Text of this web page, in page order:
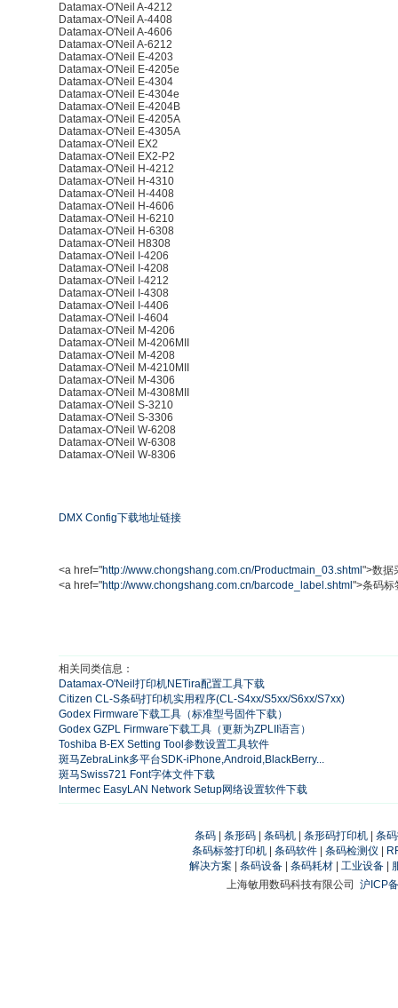
Datamax-O'Neil A-4212
Datamax-O'Neil A-4408
Datamax-O'Neil A-4606
Datamax-O'Neil A-6212
Datamax-O'Neil E-4203
Datamax-O'Neil E-4205e
Datamax-O'Neil E-4304
Datamax-O'Neil E-4304e
Datamax-O'Neil E-4204B
Datamax-O'Neil E-4205A
Datamax-O'Neil E-4305A
Datamax-O'Neil EX2
Datamax-O'Neil EX2-P2
Datamax-O'Neil H-4212
Datamax-O'Neil H-4310
Datamax-O'Neil H-4408
Datamax-O'Neil H-4606
Datamax-O'Neil H-6210
Datamax-O'Neil H-6308
Datamax-O'Neil H8308
Datamax-O'Neil I-4206
Datamax-O'Neil I-4208
Datamax-O'Neil I-4212
Datamax-O'Neil I-4308
Datamax-O'Neil I-4406
Datamax-O'Neil I-4604
Datamax-O'Neil M-4206
Datamax-O'Neil M-4206MII
Datamax-O'Neil M-4208
Datamax-O'Neil M-4210MII
Datamax-O'Neil M-4306
Datamax-O'Neil M-4308MII
Datamax-O'Neil S-3210
Datamax-O'Neil S-3306
Datamax-O'Neil W-6208
Datamax-O'Neil W-6308
Datamax-O'Neil W-8306
DMX Config下载地址链接
<a href="http://www.chongshang.com.cn/Productmain_03.shtml ">数据
<a href="http://www.chongshang.com.cn/barcode_label.shtml ">条码标
相关同类信息：
Datamax-O'Neil打印机NETira配置工具下载
Citizen CL-S条码打印机实用程序(CL-S4xx/S5xx/S6xx/S7xx)
Godex Firmware下载工具（标准型号固件下载）
Godex GZPL Firmware下载工具（更新为ZPLII语言）
Toshiba B-EX Setting Tool参数设置工具软件
斑马ZebraLink多平台SDK-iPhone,Android,BlackBerry...
斑马Swiss721 Font字体文件下载
Intermec EasyLAN Network Setup网络设置软件下载
条码 条形码 条码机 条形码打印机
条
条码标签打印机| 条码软件| 条码检测仪
解决方案
条码设备 条码耗材 工业设备
上海敏用数码科技有限公司 沪ICP